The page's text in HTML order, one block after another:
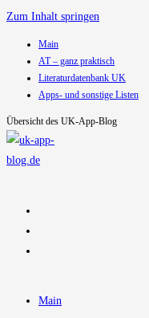
Zum Inhalt springen
Main
AT – ganz praktisch
Literaturdatenbank UK
Apps- und sonstige Listen
Übersicht des UK-App-Blog
Main